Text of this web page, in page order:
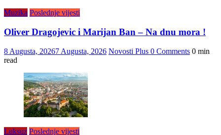
Muzika Poslednje vijesti
Oliver Dragojevic i Marijan Ban – Na dnu mora !
8 Augusta, 20267 Augusta, 2026 Novosti Plus 0 Comments 0 min
read
Luksuz Poslednje vijesti